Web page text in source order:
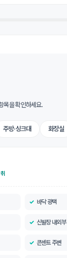
목을 확인하세요.
주방·싱크대 화장실
바닥 광택
신발장 내외부
콘센트 주변